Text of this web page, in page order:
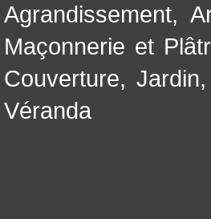
Agrandissement,
Maçonnerie et
Couverture,Jardin,
Véranda